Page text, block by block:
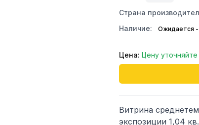
Страна
Наличие:
Ожидается -
Цена: Цену уточняйте
Витрина
экспозиции 1,04